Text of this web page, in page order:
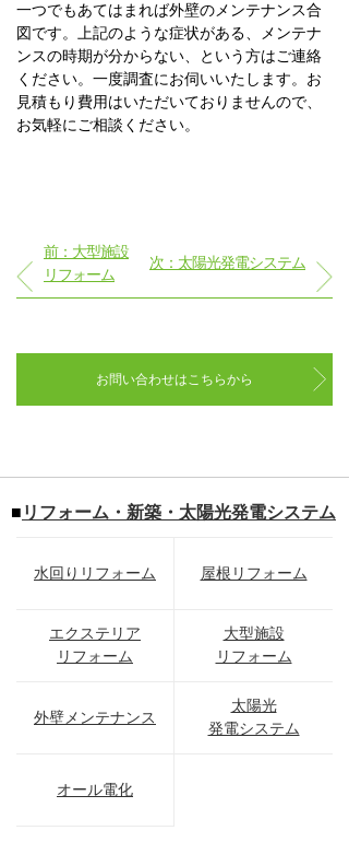
一つでもあてはまれば外壁のメンテナンス合
図です。上記のような症状がある、メンテナ
ンスの時期が分からない、という方はご連絡
ください。一度調査にお伺いいたします。お
見積もり費用はいただいておりませんので、
お気軽にご相談ください。
前：大型施設
リフォーム
次：太陽光発電システム
お問い合わせはこちらから
■ リフォーム・新築・太陽光発電システム
水回りリフォーム 屋根リフォーム
エクステリア
リフォーム
大型施設
リフォーム
外壁メンテナンス
太陽光
発電システム
オール電化